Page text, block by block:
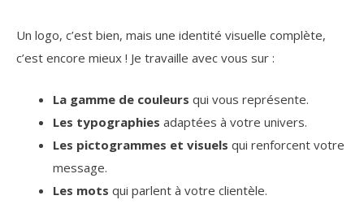
Un logo, c’est bien, mais une identité visuelle complète,
c’est encore mieux ! Je travaille avec vous sur :
La gamme de couleurs qui vous représente.
Les typographies adaptées à votre univers.
Les pictogrammes et visuels qui renforcent votre
message.
Les mots qui parlent à votre clientèle.